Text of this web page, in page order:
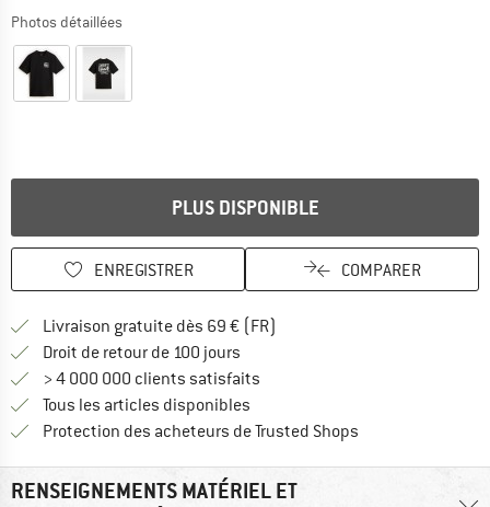
Photos détaillées
PLUS DISPONIBLE
ENREGISTRER COMPARER
Livraison gratuite dès 69 € (FR)
Droit de retour de 100 jours
> 4 000 000 clients satisfaits
Tous les articles disponibles
Protection des acheteurs de Trusted Shops
RENSEIGNEMENTS MATÉRIEL ET